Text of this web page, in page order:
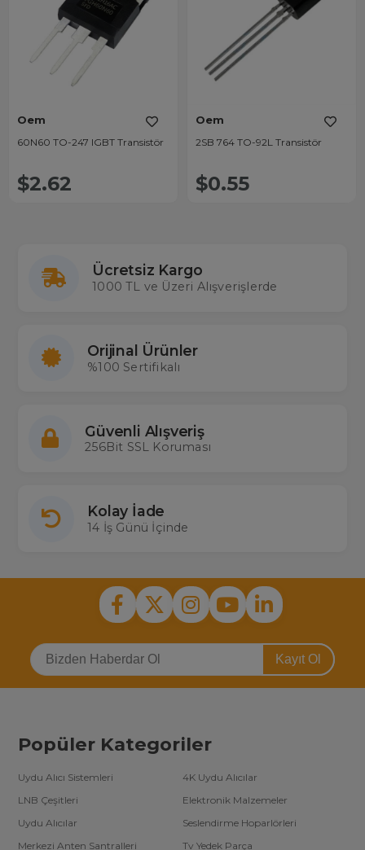
Oem
60N60 TO-247 IGBT Transistör
$2.62
Oem
2SB 764 TO-92L Transistör
$0.55
Ücretsiz Kargo
1000 TL ve Üzeri Alışverişlerde
Orijinal Ürünler
%100 Sertifikalı
Güvenli Alışveriş
256Bit SSL Koruması
Kolay İade
14 İş Günü İçinde
Kayıt Ol
Popüler Kategoriler
Uydu Alıcı Sistemleri
4K Uydu Alıcılar
LNB Çeşitleri
Elektronik Malzemeler
Uydu Alıcılar
Seslendirme Hoparlörleri
Merkezi Anten Santralleri
Tv Yedek Parça